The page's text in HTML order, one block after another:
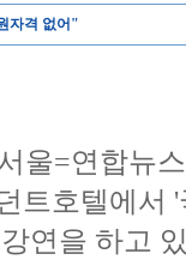
자격 없어"
울=연합뉴
트호텔에서
연을 하고